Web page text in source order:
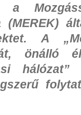
a
(MEREK)
A
önálló
hálózat”